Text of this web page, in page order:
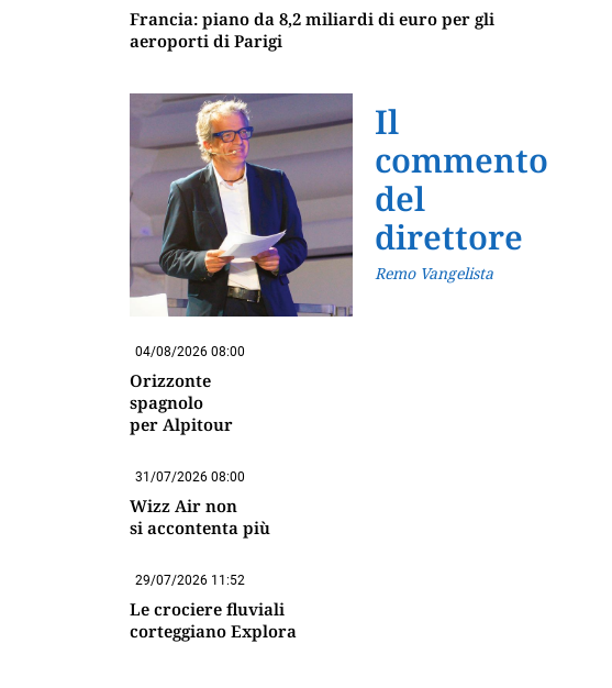
Francia: piano da 8,2 miliardi di euro per gli
aeroporti di Parigi
Il
commento
del
direttore
Remo Vangelista
04/08/2026 08:00
Orizzonte
spagnolo
per Alpitour
31/07/2026 08:00
Wizz Air non
si accontenta più
29/07/2026 11:52
Le crociere fluviali
corteggiano Explora